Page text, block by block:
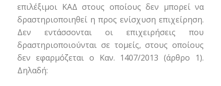
επιλέξιμοι ΚΑΔ στους οποίους δεν μπορεί να
δραστηριοποιηθεί η προς ενίσχυση επιχείρηση.
Δεν εντάσσονται οι επιχειρήσεις που
δραστηριοποιούνται σε τομείς, στους οποίους
δεν εφαρμόζεται ο Καν. 1407/2013 (άρθρο 1).
Δηλαδή: